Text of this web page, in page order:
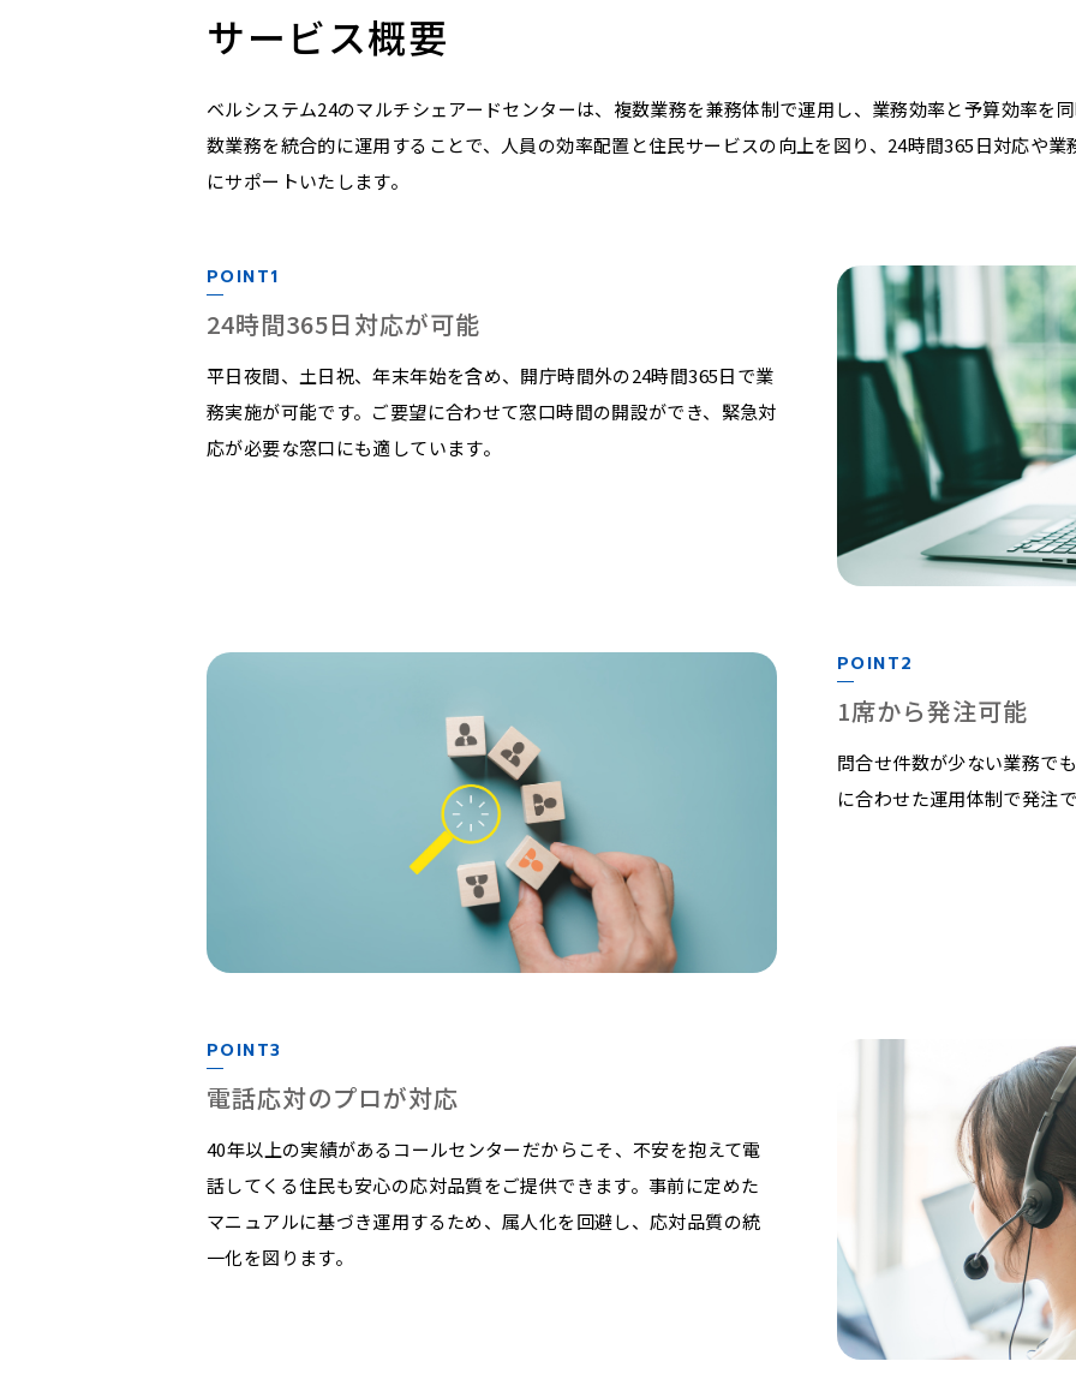
サービス概要
ベルシステム24のマルチシェアードセンターは、複数業務を兼務体制で運用し、業務効率と予算効率を
数業務を統合的に運用することで、人員の効率配置と住民サービスの向上を図り、24時間365日対応や
にサポートいたします。
POINT1
24時間365日対応が可能
平日夜間、土日祝、年末年始を含め、開庁時間外の24時間365日で業
務実施が可能です。ご要望に合わせて窓口時間の開設ができ、緊急対
応が必要な窓口にも適しています。
POINT2
1席から発注可能
問合せ件数が少ない業務で
に合わせた運用体制で発注
POINT3
電話応対のプロが対応
40年以上の実績があるコールセンターだからこそ、不安を抱えて電
話してくる住民も安心の応対品質をご提供できます。事前に定めた
マニュアルに基づき運用するため、属人化を回避し、応対品質の統
一化を図ります。